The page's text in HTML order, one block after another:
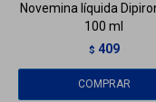
Novemina líquida
100 ml
$ 409